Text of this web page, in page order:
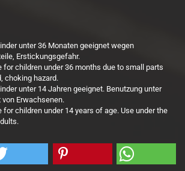
unter 36 Monaten geeignet wegen
Erstickungsgefahr.
for children under 36 months due to small parts
choking hazard.
unter 14 Jahren geeignet. Benutzung unter
Erwachsenen.
for children under 14 years of age. Use under the